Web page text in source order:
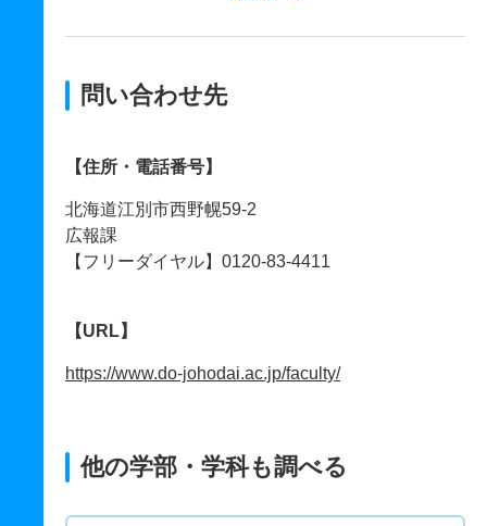
問い合わせ先
【住所・電話番号】
北海道江別市西野幌59-2
広報課
【フリーダイヤル】0120-83-4411
【URL】
https://www.do-johodai.ac.jp/faculty/
他の学部・学科も調べる